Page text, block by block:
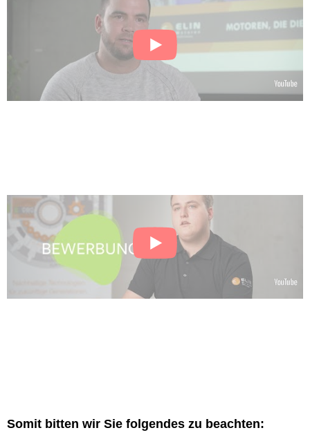
Somit bitten wir Sie folgendes zu beachten: